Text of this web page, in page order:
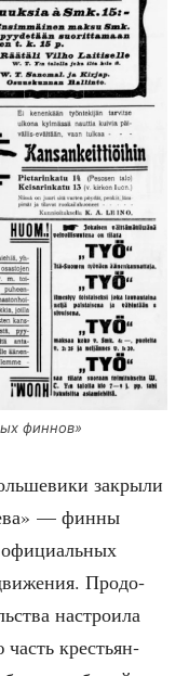
финнов»
закры­ли
— фин­ны
Про­до­
настро­и­ла
кре­стьян­